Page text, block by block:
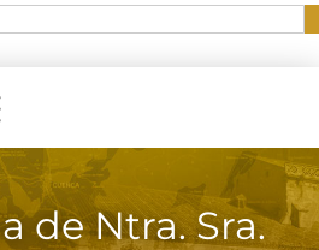
de Ntra. Sra.